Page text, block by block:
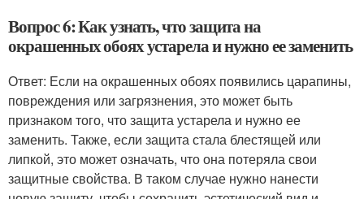
Вопрос 6: Как узнать, что защита на
окрашенных обоях устарела и нужно ее заменить
Ответ: Если на окрашенных обоях появились царапины,
повреждения или загрязнения, это может быть
признаком того, что защита устарела и нужно ее
заменить. Также, если защита стала блестящей или
липкой, это может означать, что она потеряла свои
защитные свойства. В таком случае нужно нанести